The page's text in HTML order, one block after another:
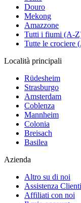
Douro
Mekong
Amazzone
Tutti i fiumi (A-
Tutte le crociere
Località principali
Rüdesheim
Strasburgo
Amsterdam
Coblenza
Mannheim
Colonia
Breisach
Basilea
Azienda
Altro su di noi
Assistenza Clienti
Affiliati con noi